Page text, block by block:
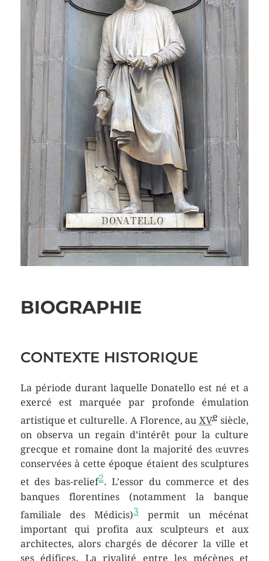
BIOGRAPHIE
CONTEXTE HISTORIQUE
La période durant laquelle Donatello est né et a
exercé est marquée par profonde émulation
artistique et culturelle. A Florence, au XVe siècle,
on observa un regain d’intérêt pour la culture
grecque et romaine dont la majorité des œuvres
conservées à cette époque étaient des sculptures
et des bas-relief2. L’essor du commerce et des
banques florentines (notamment la banque
familiale des Médicis)3permit un mécénat
important qui profita aux sculpteurs et aux
architectes, alors chargés de décorer la ville et
ses édifices. La rivalité entre les mécènes et